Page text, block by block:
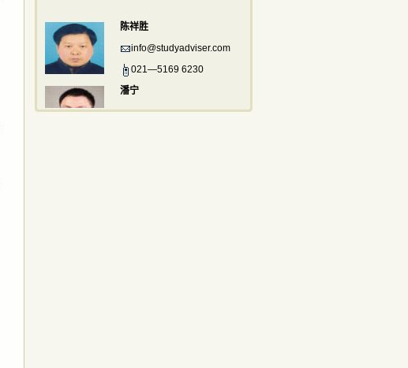
陈祥胜
info@studyadviser.com
021—5169 6230
潘宁